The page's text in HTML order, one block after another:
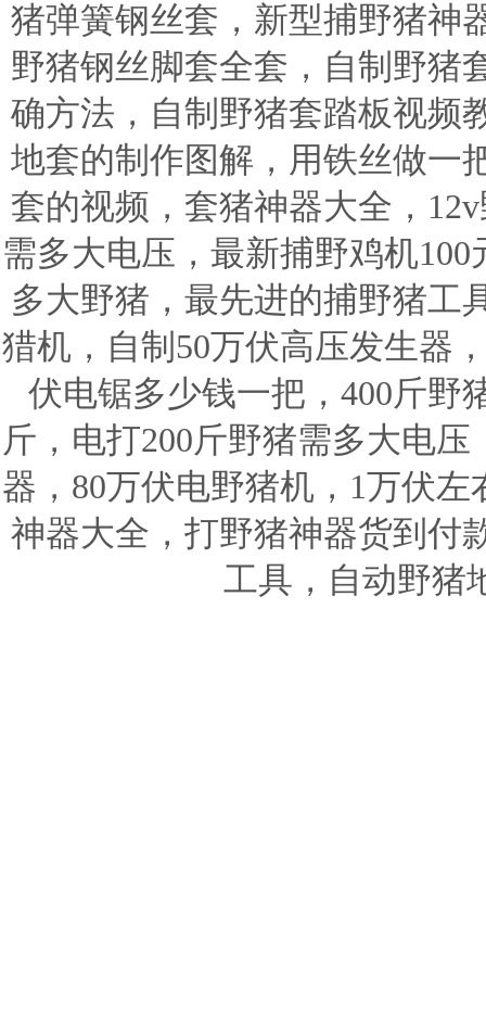
猪弹簧钢丝套，新型捕野猪神
野猪钢丝脚套全套，自制野猪
确方法，自制野猪套踏板视频
地套的制作图解，用铁丝做一
套的视频，套猪神器大全，
需多大电压，最新捕野鸡机
多大野猪，最先进的捕野猪工
猎机，自制50万伏高压发生器
伏电锯多少钱一把，400斤野
斤，电打200斤野猪需多大电
器，80万伏电野猪机，1万伏
神器大全，打野猪神器货到付
工具，自动野